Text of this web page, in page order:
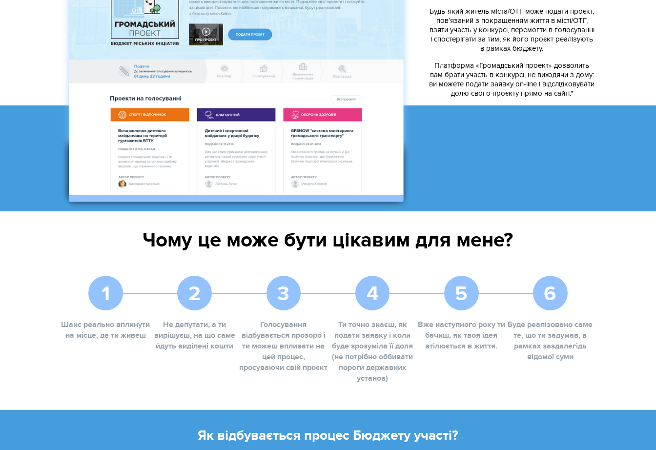
Будь-який житель міста/ОТГ може подати проєкт,
пов’язаний з покращенням життя в місті/ОТГ,
взяти участь у конкурсі, перемогти в голосуванні
і спостерігати за тим, як його проєкт реалізують
в рамках бюджету.
Платформа «Громадський проект» дозволить
вам брати участь в конкурсі, не виходячи з дому:
ви можете подати заявку on-line і відслідковувати
долю свого проєкту прямо на сайті."
Чому це може бути цікавим для мене?
Шанс реально вплинути
на місце, де ти живеш
Не депутати, а ти
вирішуєш, на що саме
йдуть виділені кошти
Голосування
відбувається прозоро і
ти можеш впливати на
цей процес,
просуваючи свій проєкт
Ти точно знаєш, як
подати заявку і коли
буде зрозуміла її доля
(не потрібно оббивати
пороги державних
установ)
Вже наступного року ти
бачиш, як твоя ідея
втілюється в життя.
Буде реалізовано саме
те, що ти задумав, в
рамках заздалегідь
відомої суми
Як відбувається процес Бюджету участі?